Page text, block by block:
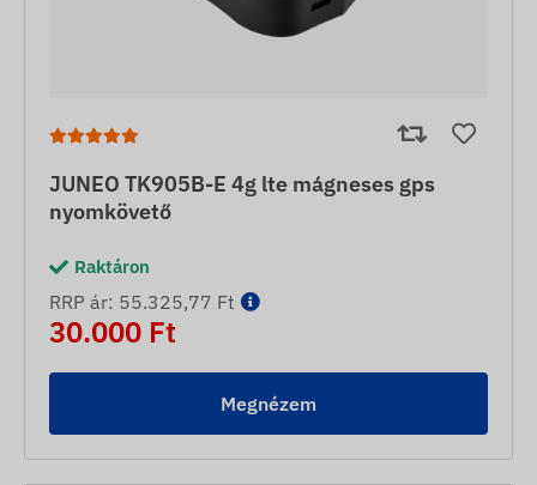
JUNEO TK905B-E 4g lte mágneses gps
nyomkövető
Raktáron
RRP ár: 55.325,77 Ft
30.000 Ft
Megnézem